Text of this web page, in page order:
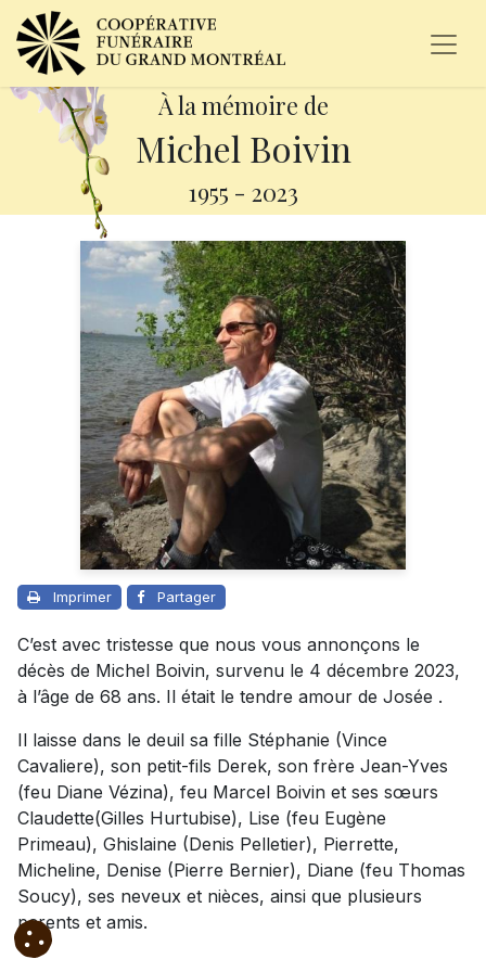
À la mémoire de
Michel Boivin
1955 - 2023
Imprimer Partager
C’est avec tristesse que nous vous annonçons le
décès de Michel Boivin, survenu le 4 décembre 2023,
à l’âge de 68 ans. Il était le tendre amour de Josée .
Il laisse dans le deuil sa fille Stéphanie (Vince
Cavaliere), son petit-fils Derek, son frère Jean-Yves
(feu Diane Vézina), feu Marcel Boivin et ses sœurs
Claudette(Gilles Hurtubise), Lise (feu Eugène
Primeau), Ghislaine (Denis Pelletier), Pierrette,
Micheline, Denise (Pierre Bernier), Diane (feu Thomas
Soucy), ses neveux et nièces, ainsi que plusieurs
parents et amis.